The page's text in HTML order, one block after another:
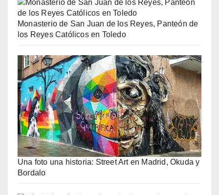
Monasterio de San Juan de los Reyes, Panteón de
los Reyes Católicos en Toledo
Una foto una historia: Street Art en Madrid, Okuda y
Bordalo